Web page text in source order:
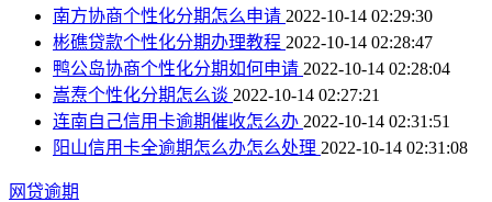
南方协商个性化分期怎么申请 2022-10-14 02:29:30
彬礁贷款个性化分期办理教程 2022-10-14 02:28:47
鸭公岛协商个性化分期如何申请 2022-10-14 02:28:04
嵩焘个性化分期怎么谈 2022-10-14 02:27:21
连南自己信用卡逾期催收怎么办 2022-10-14 02:31:51
阳山信用卡全逾期怎么办怎么处理 2022-10-14 02:31:08
网贷逾期